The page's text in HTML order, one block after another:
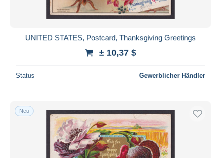
UNITED STATES, Postcard, Thanksgiving Greetings
± 10,37 $
Status Gewerblicher Händler
Neu